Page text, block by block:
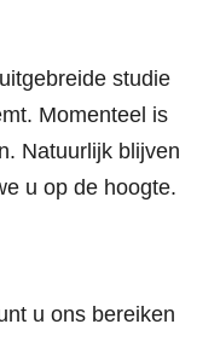
studie
Momenteel is
Natuurlijk blijven
u op de hoogte.
u ons bereiken